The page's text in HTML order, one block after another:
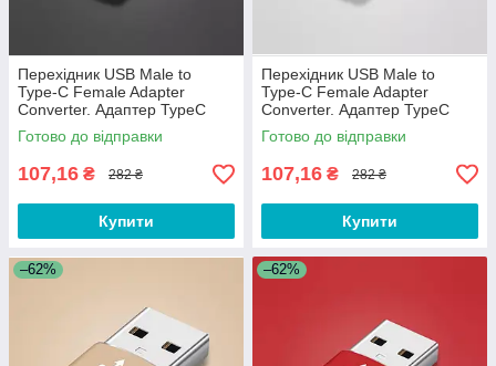
Перехідник USB Male to
Type-C Female Adapter
Converter. Адаптер TypeC
(мама) - USB (тато) WC32QS
Чорний
Готово до відправки
107,16 ₴ 282 ₴
Купити
Перехідник USB Male to
Type-C Female Adapter
Converter. Адаптер TypeC
(мама) - USB (тато) WC32QS
Сріблястий
Готово до відправки
107,16 ₴ 282 ₴
Купити
–62% –62%